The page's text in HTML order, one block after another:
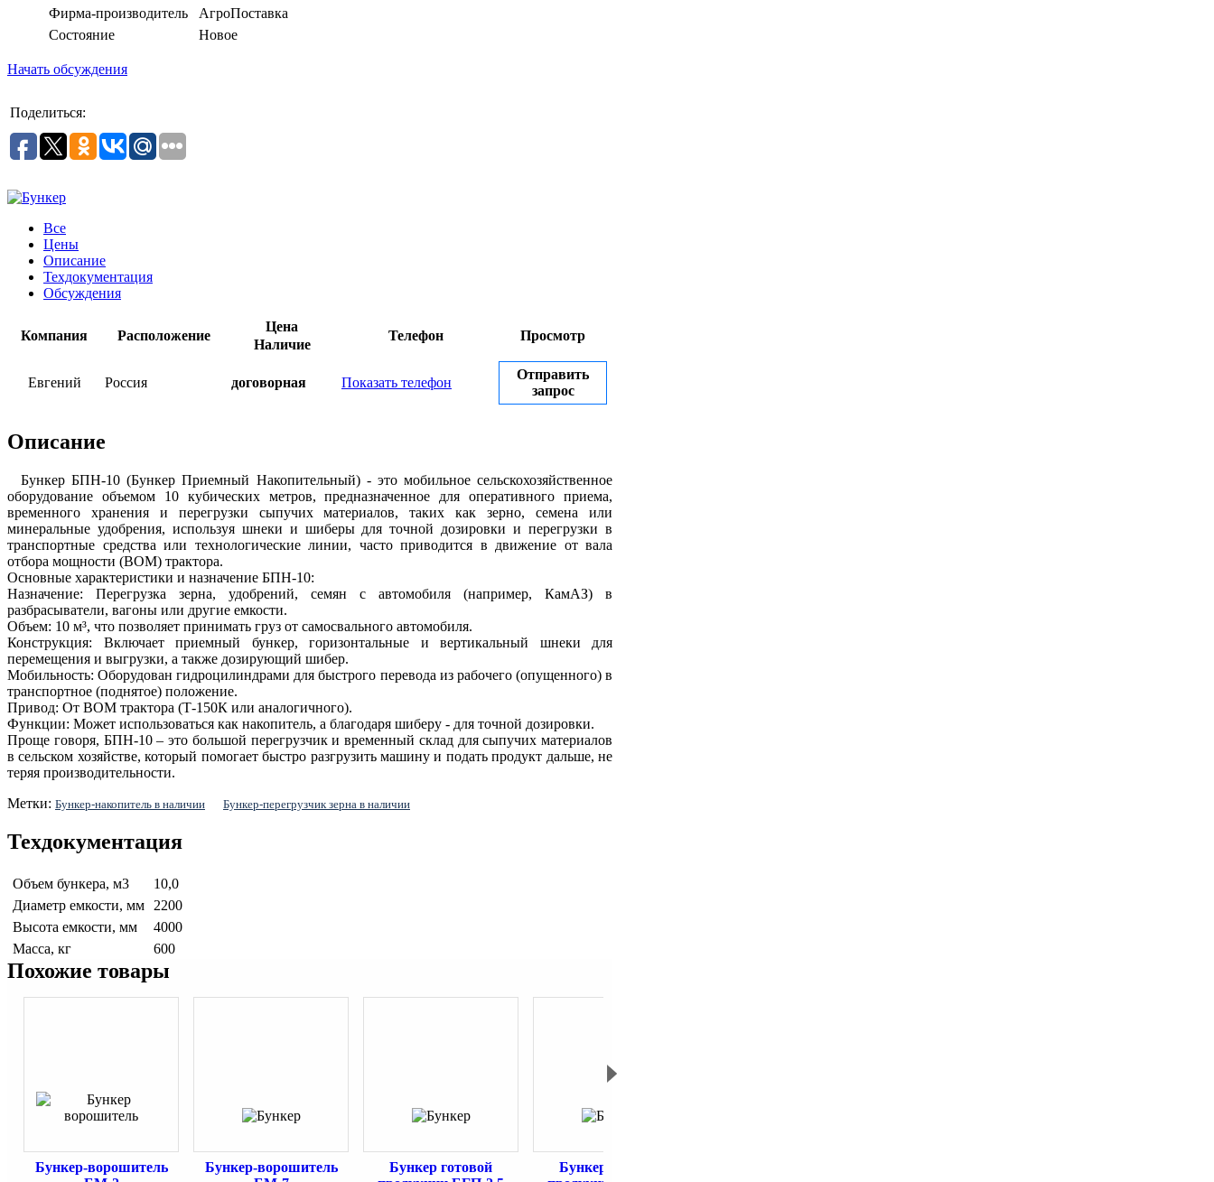
Фирма-производитель
АгроПоставка
Состояние
Новое
Начать обсуждения
Поделиться:
Все
Цены
Описание
Техдокументация
Обсуждения
Компания Расположение
Цена
Наличие
Телефон Просмотр
Евгений Россия договорная Показать телефон
Отправить
запрос
Описание
Бункер БПН-10 (Бункер Приемный Накопительный) - это мобильное сельскохозяйственное
оборудование объемом 10 кубических метров, предназначенное для оперативного приема,
временного хранения и перегрузки сыпучих материалов, таких как зерно, семена или
минеральные удобрения, используя шнеки и шиберы для точной дозировки и перегрузки в
транспортные средства или технологические линии, часто приводится в движение от вала
отбора мощности (ВОМ) трактора.
Основные характеристики и назначение БПН-10:
Назначение: Перегрузка зерна, удобрений, семян с автомобиля (например, КамАЗ) в
разбрасыватели, вагоны или другие емкости.
Объем: 10 м³, что позволяет принимать груз от самосвального автомобиля.
Конструкция: Включает приемный бункер, горизонтальные и вертикальный шнеки для
перемещения и выгрузки, а также дозирующий шибер.
Мобильность: Оборудован гидроцилиндрами для быстрого перевода из рабочего (опущенного) в
транспортное (поднятое) положение.
Привод: От ВОМ трактора (Т-150К или аналогичного).
Функции: Может использоваться как накопитель, а благодаря шиберу - для точной дозировки.
Проще говоря, БПН-10 – это большой перегрузчик и временный склад для сыпучих материалов
в сельском хозяйстве, который помогает быстро разгрузить машину и подать продукт дальше, не
теряя производительности.
Метки: Бункер-накопитель в наличии Бункер-перегрузчик зерна в наличии
Техдокументация
Объем бункера, м3
10,0
Диаметр емкости, мм
2200
Высота емкости, мм
4000
Масса, кг
600
Похожие товары
Бункер-ворошитель
Бункер-ворошитель
Бункер готовой
Бункер готовой